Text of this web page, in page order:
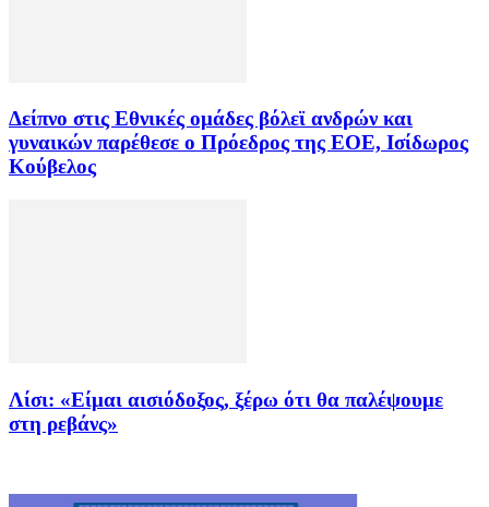
Δείπνο στις Εθνικές ομάδες βόλεϊ ανδρών και
γυναικών παρέθεσε ο Πρόεδρος της ΕΟΕ, Ισίδωρος
Κούβελος
Λίσι: «Είμαι αισιόδοξος, ξέρω ότι θα παλέψουμε
στη ρεβάνς»